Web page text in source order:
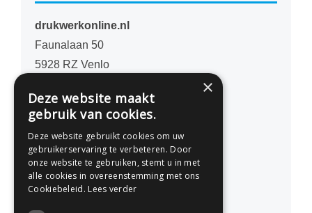
drukwerkonline.nl
Faunalaan 50
5928 RZ Venlo
077 - 741 07 41
info@drukwerkonline.nl
KvK 12053217
×
Deze website maakt
gebruik van cookies.
Deze website gebruikt cookies om uw
gebruikerservaring te verbeteren. Door
onze website te gebruiken, stemt u in met
alle cookies in overeenstemming met ons
Cookiebeleid. Lees verder